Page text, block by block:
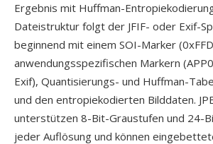
Ergebnis mit Huffman-
Dateistruktur folgt der JFIF- oder Exif-
beginnend mit einem SOI-Marker
anwendungsspezifischen Markern
Exif), Quantisierungs- und Huffman-
und den entropiekodierten Bilddaten.
unterstützen 8-Bit-Graustufen und 24-
jeder Auflösung und können